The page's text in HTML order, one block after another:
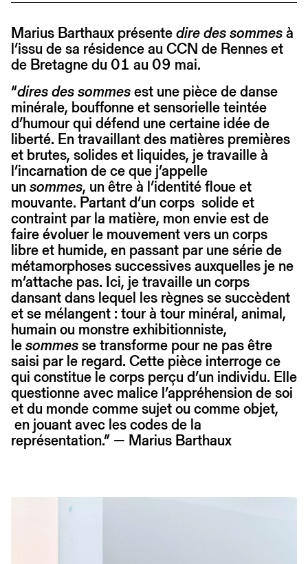
Marius Barthaux présentedire des sommesà
l’issu de sa résidence au CCN de Rennes et
de Bretagne du 01 au 09 mai.
“dires des sommesest une pièce de danse
minérale, bouffonne et sensorielle teintée
d’humour qui défend une certaine idée de
liberté. En travaillant des matières premières
et brutes, solides et liquides, je travaille à
l’incarnation de ce que j’appelle
unsommes, un être à l’identité floue et
mouvante. Partant d’un corps solide et
contraint par la matière, mon envie est de
faire évoluer le mouvement vers un corps
libre et humide, en passant par une série de
métamorphoses successives auxquelles je ne
m’attache pas. Ici, je travaille un corps
dansant dans lequel les règnes se succèdent
et se mélangent : tour à tour minéral, animal,
humain ou monstre exhibitionniste,
lesommesse transforme pour ne pas être
saisi par le regard. Cette pièce interroge ce
qui constitue le corps perçu d’un individu. Elle
questionne avec malice l’appréhension de soi
et du monde comme sujet ou comme objet,
en jouant avec les codes de la
représentation.” — Marius Barthaux